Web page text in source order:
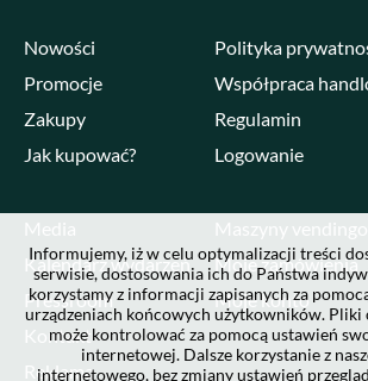
Nowości
Promocje
Zakupy
Jak kupować?
Polityka
Współpraca
Regulamin
Logowanie
Media
Kalendarz wydarzeń
Pressroom
Kontakt
Reklama
Maszyny
Moje zamówienia
Moje konto
Informujemy, iż w celu optymalizacji treści
serwisie, dostosowania ich do Państwa
korzystamy z informacji zapisanych za
urządzeniach końcowych użytkowników. Pliki
może kontrolować za pomocą ustawień
internetowej. Dalsze korzystanie z
internetowego, bez zmiany ustawień